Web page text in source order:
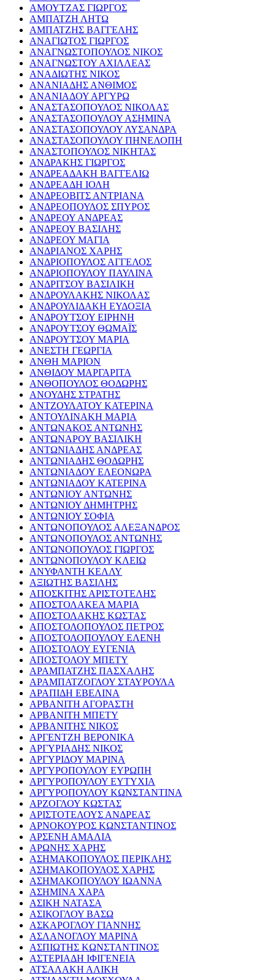
ΑΜΟΥΤΖΑΣ ΓΙΩΡΓΟΣ
ΑΜΠΑΤΖΗ ΛΗΤΩ
ΑΜΠΑΤΖΗΣ ΒΑΓΓΕΛΗΣ
ΑΝΑΓΙΩΤΟΣ ΓΙΩΡΓΟΣ
ΑΝΑΓΝΩΣΤΟΠΟΥΛΟΣ ΝΙΚΟΣ
ΑΝΑΓΝΩΣΤΟΥ ΑΧΙΛΛΕΑΣ
ΑΝΑΔΙΩΤΗΣ ΝΙΚΟΣ
ΑΝΑΝΙΑΔΗΣ ΑΝΘΙΜΟΣ
ΑΝΑΝΙΑΔΟΥ ΑΡΓΥΡΩ
ΑΝΑΣΤΑΣΟΠΟΥΛΟΣ ΝΙΚΟΛΑΣ
ΑΝΑΣΤΑΣΟΠΟΥΛΟΥ ΑΣΗΜΙΝΑ
ΑΝΑΣΤΑΣΟΠΟΥΛΟΥ ΛΥΣΑΝΔΡΑ
ΑΝΑΣΤΑΣΟΠΟΥΛΟΥ ΠΗΝΕΛΟΠΗ
ΑΝΑΣΤΟΠΟΥΛΟΣ ΝΙΚΗΤΑΣ
ΑΝΔΡΑΚΗΣ ΓΙΩΡΓΟΣ
ΑΝΔΡΕΑΔΑΚΗ ΒΑΓΓΕΛΙΩ
ΑΝΔΡΕΑΔΗ ΙΟΛΗ
ΑΝΔΡΕΟΒΙΤΣ ΑΝΤΡΙΑΝΑ
ΑΝΔΡΕΟΠΟΥΛΟΣ ΣΠΥΡΟΣ
ΑΝΔΡΕΟΥ ΑΝΔΡΕΑΣ
ΑΝΔΡΕΟΥ ΒΑΣΙΛΗΣ
ΑΝΔΡΕΟΥ ΜΑΓΙΑ
ΑΝΔΡΙΑΝΟΣ ΧΑΡΗΣ
ΑΝΔΡΙΟΠΟΥΛΟΣ ΑΓΓΕΛΟΣ
ΑΝΔΡΙΟΠΟΥΛΟΥ ΠΑΥΛΙΝΑ
ΑΝΔΡΙΤΣΟΥ ΒΑΣΙΛΙΚΗ
ΑΝΔΡΟΥΛΑΚΗΣ ΝΙΚΟΛΑΣ
ΑΝΔΡΟΥΛΙΔΑΚΗ ΕΥΔΟΞΙΑ
ΑΝΔΡΟΥΤΣΟΥ ΕΙΡΗΝΗ
ΑΝΔΡΟΥΤΣΟΥ ΘΩΜΑΪΣ
ΑΝΔΡΟΥΤΣΟΥ ΜΑΡΙΑ
ΑΝΕΣΤΗ ΓΕΩΡΓΙΑ
ΑΝΘΗ ΜΑΡΙΟΝ
ΑΝΘΙΔΟΥ ΜΑΡΓΑΡΙΤΑ
ΑΝΘΟΠΟΥΛΟΣ ΘΟΔΩΡΗΣ
ΑΝΟΥΔΗΣ ΣΤΡΑΤΗΣ
ΑΝΤΖΟΥΛΑΤΟΥ ΚΑΤΕΡΙΝΑ
ΑΝΤΟΥΛΙΝΑΚΗ ΜΑΡΙΑ
ΑΝΤΩΝΑΚΟΣ ΑΝΤΩΝΗΣ
ΑΝΤΩΝΑΡΟΥ ΒΑΣΙΛΙΚΗ
ΑΝΤΩΝΙΑΔΗΣ ΑΝΔΡΕΑΣ
ΑΝΤΩΝΙΑΔΗΣ ΘΟΔΩΡΗΣ
ΑΝΤΩΝΙΑΔΟΥ ΕΛΕΟΝΩΡΑ
ΑΝΤΩΝΙΑΔΟΥ ΚΑΤΕΡΙΝΑ
ΑΝΤΩΝΙΟΥ ΑΝΤΩΝΗΣ
ΑΝΤΩΝΙΟΥ ΔΗΜΗΤΡΗΣ
ΑΝΤΩΝΙΟΥ ΣΟΦΙΑ
ΑΝΤΩΝΟΠΟΥΛΟΣ ΑΛΕΞΑΝΔΡΟΣ
ΑΝΤΩΝΟΠΟΥΛΟΣ ΑΝΤΩΝΗΣ
ΑΝΤΩΝΟΠΟΥΛΟΣ ΓΙΩΡΓΟΣ
ΑΝΤΩΝΟΠΟΥΛΟΥ ΚΛΕΙΩ
ΑΝΥΦΑΝΤΗ ΚΕΛΛΥ
ΑΞΙΩΤΗΣ ΒΑΣΙΛΗΣ
ΑΠΟΣΚΙΤΗΣ ΑΡΙΣΤΟΤΕΛΗΣ
ΑΠΟΣΤΟΛΑΚΕΑ ΜΑΡΙΑ
ΑΠΟΣΤΟΛΑΚΗΣ ΚΩΣΤΑΣ
ΑΠΟΣΤΟΛΟΠΟΥΛΟΣ ΠΕΤΡΟΣ
ΑΠΟΣΤΟΛΟΠΟΥΛΟΥ ΕΛΕΝΗ
ΑΠΟΣΤΟΛΟΥ ΕΥΓΕΝΙΑ
ΑΠΟΣΤΟΛΟΥ ΜΠΕΤΥ
ΑΡΑΜΠΑΤΖΗΣ ΠΑΣΧΑΛΗΣ
ΑΡΑΜΠΑΤΖΟΓΛΟΥ ΣΤΑΥΡΟΥΛΑ
ΑΡΑΠΙΔΗ ΕΒΕΛΙΝΑ
ΑΡΒΑΝΙΤΗ ΑΓΟΡΑΣΤΗ
ΑΡΒΑΝΙΤΗ ΜΠΕΤΥ
ΑΡΒΑΝΙΤΗΣ ΝΙΚΟΣ
ΑΡΓΕΝΤΖΗ ΒΕΡΟΝΙΚΑ
ΑΡΓΥΡΙΑΔΗΣ ΝΙΚΟΣ
ΑΡΓΥΡΙΔΟΥ ΜΑΡΙΝΑ
ΑΡΓΥΡΟΠΟΥΛΟΥ ΕΥΡΩΠΗ
ΑΡΓΥΡΟΠΟΥΛΟΥ ΕΥΤΥΧΙΑ
ΑΡΓΥΡΟΠΟΥΛΟΥ ΚΩΝΣΤΑΝΤΙΝΑ
ΑΡΖΟΓΛΟΥ ΚΩΣΤΑΣ
ΑΡΙΣΤΟΤΕΛΟΥΣ ΑΝΔΡΕΑΣ
ΑΡΝΟΚΟΥΡΟΣ ΚΩΝΣΤΑΝΤΙΝΟΣ
ΑΡΣΕΝΗ ΑΜΑΛΙΑ
ΑΡΩΝΗΣ ΧΑΡΗΣ
ΑΣΗΜΑΚΟΠΟΥΛΟΣ ΠΕΡΙΚΛΗΣ
ΑΣΗΜΑΚΟΠΟΥΛΟΣ ΧΑΡΗΣ
ΑΣΗΜΑΚΟΠΟΥΛΟΥ ΙΩΑΝΝΑ
ΑΣΗΜΙΝΑ ΧΑΡΑ
ΑΣΙΚΗ ΝΑΤΑΣΑ
ΑΣΙΚΟΓΛΟΥ ΒΑΣΩ
ΑΣΚΑΡΟΓΛΟΥ ΓΙΑΝΝΗΣ
ΑΣΛΑΝΟΓΛΟΥ ΜΑΡΙΝΑ
ΑΣΠΙΩΤΗΣ ΚΩΝΣΤΑΝΤΙΝΟΣ
ΑΣΤΕΡΙΑΔΗ ΙΦΙΓΕΝΕΙΑ
ΑΤΣΑΛΑΚΗ ΑΛΙΚΗ